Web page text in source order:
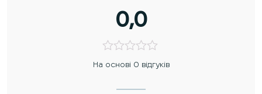
0,0
На основі 0 відгуків